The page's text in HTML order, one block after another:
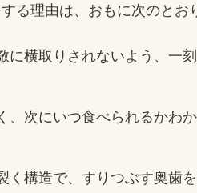
る理由は、おもに次のとお
に横取りされないよう、一
、次にいつ食べられるかわ
く構造で、すりつぶす奥歯